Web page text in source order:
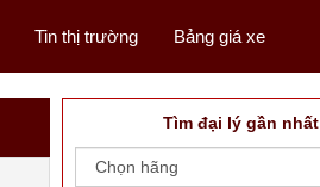
Tin thị trường Bảng giá xe
Tìm đại lý gần nhất